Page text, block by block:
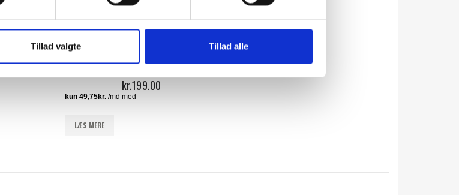
Tillad valgte Tillad alle
KONFIRMATION & BRYLLUP
kr.199.00
LÆS MERE